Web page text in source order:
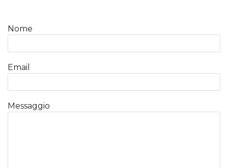
Nome
Email
Messaggio